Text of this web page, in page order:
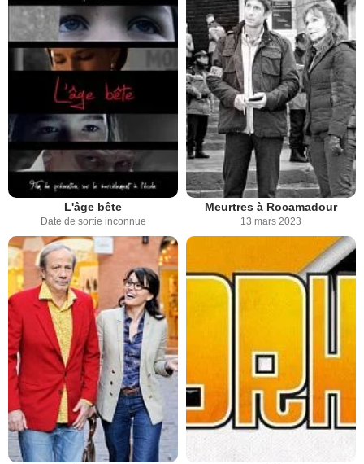
L'âge bête
Date de sortie inconnue
Meurtres à Rocamadour
13 mars 2023